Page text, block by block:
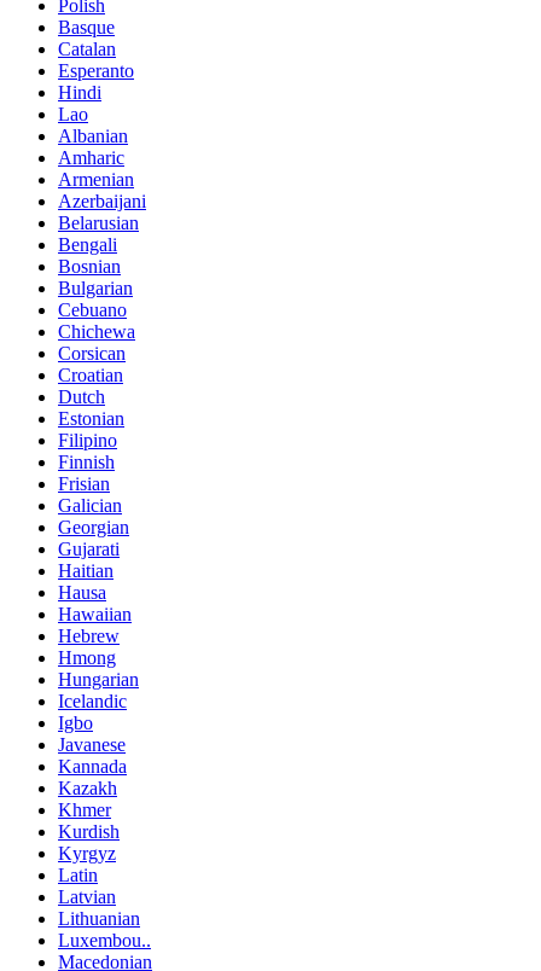
Polish
Basque
Catalan
Esperanto
Hindi
Lao
Albanian
Amharic
Armenian
Azerbaijani
Belarusian
Bengali
Bosnian
Bulgarian
Cebuano
Chichewa
Corsican
Croatian
Dutch
Estonian
Filipino
Finnish
Frisian
Galician
Georgian
Gujarati
Haitian
Hausa
Hawaiian
Hebrew
Hmong
Hungarian
Icelandic
Igbo
Javanese
Kannada
Kazakh
Khmer
Kurdish
Kyrgyz
Latin
Latvian
Lithuanian
Luxembou..
Macedonian